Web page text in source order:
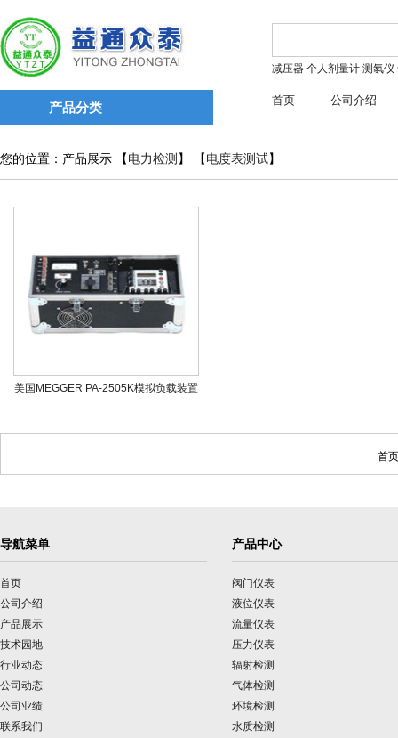
产品分类
减压器 个人剂量计 测氡仪
首页 公司介绍
您的位置：产品展示 【 电力检测 】 【 电度表测试】
美国MEGGER PA-2505K模拟负载装置
首
导航菜单
首页
公司介绍
产品展示
技术园地
行业动态
公司动态
公司业绩
联系我们
产品中心
阀门仪表
液位仪表
流量仪表
压力仪表
辐射检测
气体检测
环境检测
水质检测